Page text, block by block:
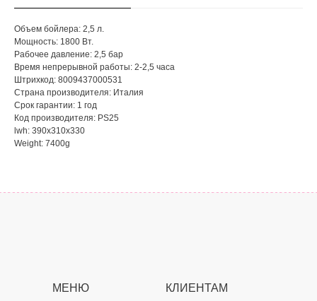
Объем бойлера: 2,5 л.
Мощность: 1800 Вт.
Рабочее давление: 2,5 бар
Время непрерывной работы: 2-2,5 часа
Штрихкод: 8009437000531
Страна производителя: Италия
Срок гарантии: 1 год
Код производителя: PS25
lwh: 390x310x330
Weight: 7400g
МЕНЮ КЛИЕНТАМ